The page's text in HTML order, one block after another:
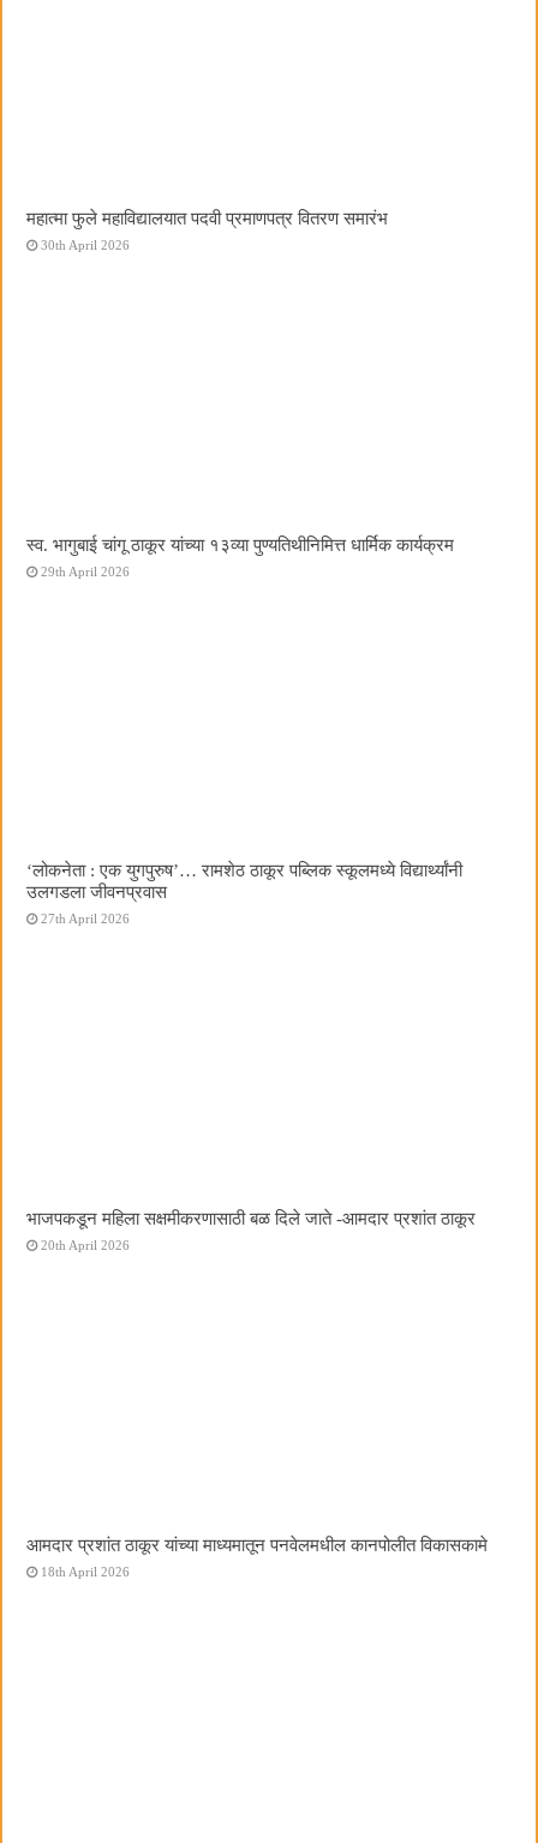
महात्मा फुले महाविद्यालयात पदवी प्रमाणपत्र वितरण समारंभ
30th April 2026
स्व. भागुबाई चांगू ठाकूर यांच्या १३व्या पुण्यतिथीनिमित्त धार्मिक कार्यक्रम
29th April 2026
‌‘लोकनेता : एक युगपुरुष‌’… रामशेठ ठाकूर पब्लिक स्कूलमध्ये विद्यार्थ्यांनी
उलगडला जीवनप्रवास
27th April 2026
भाजपकडून महिला सक्षमीकरणासाठी बळ दिले जाते -आमदार प्रशांत ठाकूर
20th April 2026
आमदार प्रशांत ठाकूर यांच्या माध्यमातून पनवेलमधील कानपोलीत विकासकामे
18th April 2026